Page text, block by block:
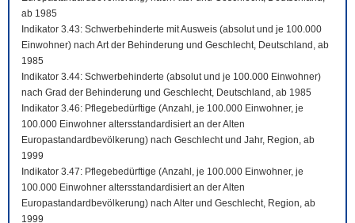
ab 1985
Indikator 3.43: Schwerbehinderte mit Ausweis (absolut und je 100.000
Einwohner) nach Art der Behinderung und Geschlecht, Deutschland, ab
1985
Indikator 3.44: Schwerbehinderte (absolut und je 100.000 Einwohner)
nach Grad der Behinderung und Geschlecht, Deutschland, ab 1985
Indikator 3.46: Pflegebedürftige (Anzahl, je 100.000 Einwohner, je
100.000 Einwohner altersstandardisiert an der Alten
Europastandardbevölkerung) nach Geschlecht und Jahr, Region, ab
1999
Indikator 3.47: Pflegebedürftige (Anzahl, je 100.000 Einwohner, je
100.000 Einwohner altersstandardisiert an der Alten
Europastandardbevölkerung) nach Alter und Geschlecht, Region, ab
1999